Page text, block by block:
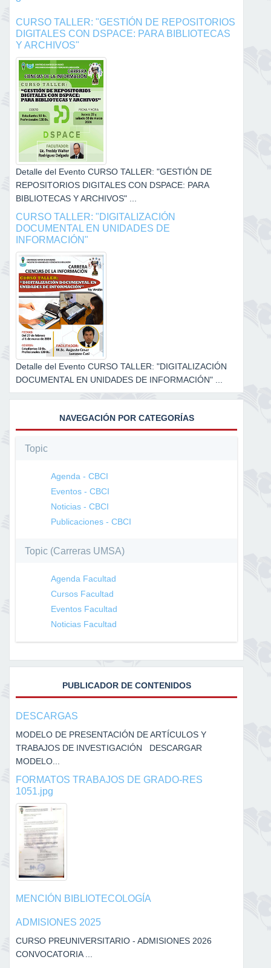
CURSO TALLER: "GESTIÓN DE REPOSITORIOS
DIGITALES CON DSPACE: PARA BIBLIOTECAS
Y ARCHIVOS"
Detalle del Evento CURSO TALLER: "GESTIÓN DE
REPOSITORIOS DIGITALES CON DSPACE: PARA
BIBLIOTECAS Y ARCHIVOS" ...
CURSO TALLER: "DIGITALIZACIÓN
DOCUMENTAL EN UNIDADES DE
INFORMACIÓN"
Detalle del Evento CURSO TALLER: "DIGITALIZACIÓN
DOCUMENTAL EN UNIDADES DE INFORMACIÓN" ...
NAVEGACIÓN POR CATEGORÍAS
Topic
Agenda - CBCI
Eventos - CBCI
Noticias - CBCI
Publicaciones - CBCI
Topic (Carreras UMSA)
Agenda Facultad
Cursos Facultad
Eventos Facultad
Noticias Facultad
PUBLICADOR DE CONTENIDOS
DESCARGAS
MODELO DE PRESENTACIÓN DE ARTÍCULOS Y
TRABAJOS DE INVESTIGACIÓN DESCARGAR
MODELO...
FORMATOS TRABAJOS DE GRADO-RES
1051.jpg
MENCIÓN BIBLIOTECOLOGÍA
ADMISIONES 2025
CURSO PREUNIVERSITARIO - ADMISIONES 2026
CONVOCATORIA ...